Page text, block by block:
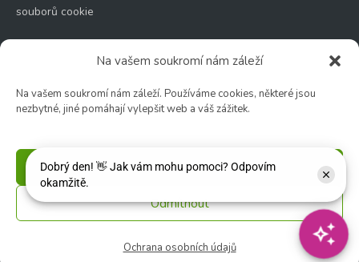
Na vašem soukromí nám záleží
Na vašem soukromí nám záleží. Používáme cookies, některé jsou
nezbytné, jiné pomáhají vylepšit web a váš zážitek.
Příjmout
Odmítnout
Ochrana osobních údajů
souborů cookie
Zahradní centrum
🚫 Neděle: ZAVŘENO
Květinářství
🕑 So: 9:00 – 15:00